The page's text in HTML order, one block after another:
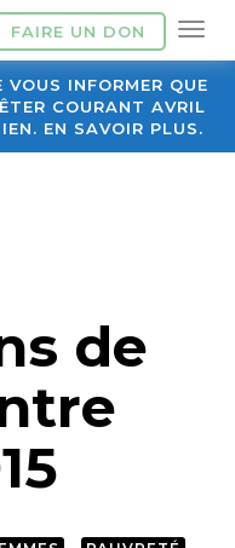
FAIRE UN DON
INFORMER QUE
COURANT AVRIL
EN SAVOIR PLUS.
de